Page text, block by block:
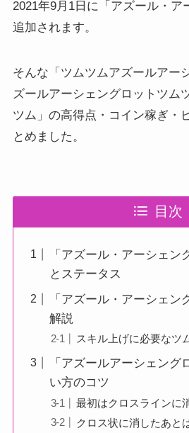
2021年9月1日に「アズール・ア
追加されます。
そんな「ツムツムアズールアー
ズールアーシェングロットツム
ツム」の高得点・コイン稼ぎ・
とめました。
目次
「アズール・アーシェン
とステータス
「アズール・アーシェン
解説
スキル上げに必要なツ
「アズールアーシェング
い方のコツ
最初はクロスラインに
クロス状に消したあと